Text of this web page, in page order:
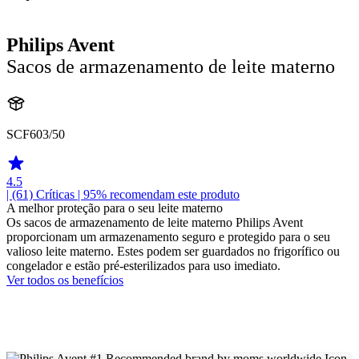
Philips Avent
Sacos de armazenamento de leite materno
SCF603/50
4.5
| (61) Críticas | 95% recomendam este produto
A melhor proteção para o seu leite materno
Os sacos de armazenamento de leite materno Philips Avent
proporcionam um armazenamento seguro e protegido para o seu
valioso leite materno. Estes podem ser guardados no frigorífico ou
congelador e estão pré-esterilizados para uso imediato.
Ver todos os benefícios